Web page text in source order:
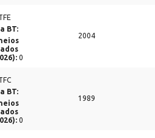
BT:
0
2004
BT:
0
1989